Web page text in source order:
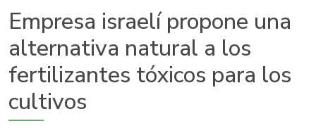
Empresa israelí propone una
alternativa natural a los
fertilizantes tóxicos para los
cultivos